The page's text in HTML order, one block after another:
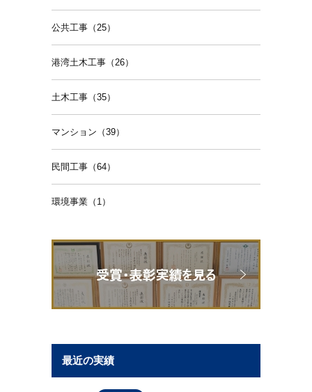
公共工事（25）
港湾土木工事（26）
土木工事（35）
マンション（39）
民間工事（64）
環境事業（1）
最近の実績